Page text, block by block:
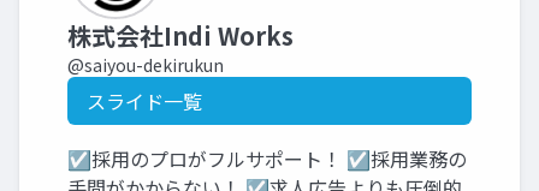
株式会社Indi Works
@saiyou-dekirukun
スライド一覧
☑採用のプロがフルサポート！ ☑採用業務の